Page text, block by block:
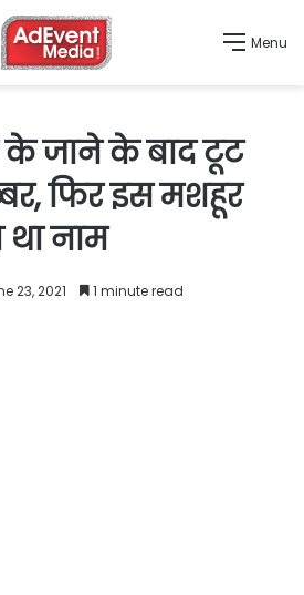
Menu
के जाने के बाद टूट
फिर इस मशहूर
था नाम
23, 2021 1 minute read